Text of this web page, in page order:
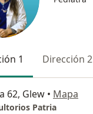
1 Dirección 2
62, Glew • Mapa
Patria